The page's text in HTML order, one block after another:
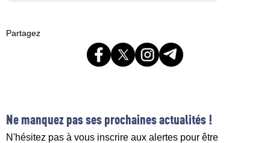
Partagez
Ne manquez pas ses prochaines actualités !
N'hésitez pas à vous inscrire aux alertes pour être